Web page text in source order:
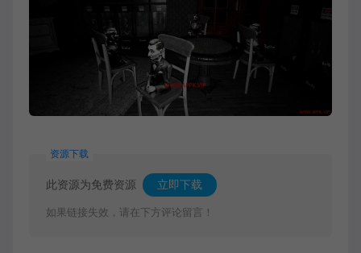
资源下载
此资源为免费资源 立即下载
如果链接失效，请在下方评论留言！